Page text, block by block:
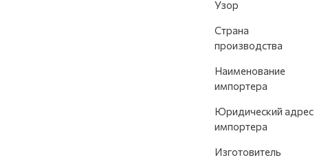
Узор
Страна
производства
Наименование
импортера
Юридический адрес
импортера
Изготовитель